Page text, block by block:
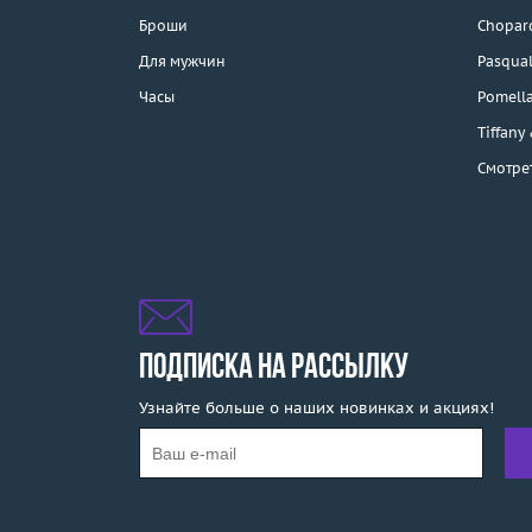
Бесплатная доставка
Покупка и оплата
Броши
Для мужчин
Часы
Tiffany
ПОДПИСКА НА РАССЫЛКУ
Узнайте больше о наших новинках и акциях!